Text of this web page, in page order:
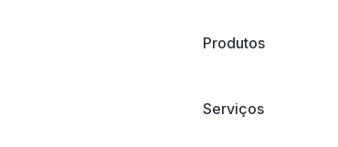
Produtos
Serviços